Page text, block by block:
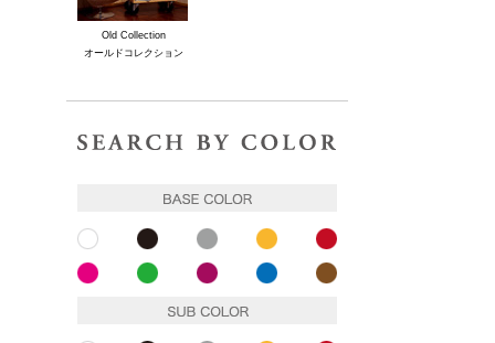
Old Collection
オールドコレクション
ホワイト ブラック グレー イエロー
ピンク ピンク パープル ブルー